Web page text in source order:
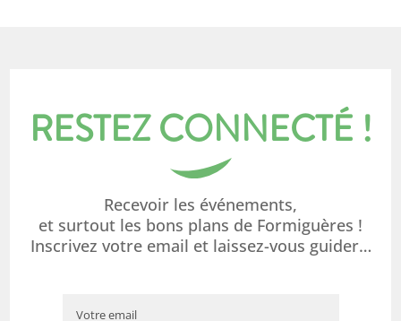
RESTEZ CONNECTÉ !
Recevoir les événements,
et surtout les bons plans de Formiguères !
Inscrivez votre email et laissez-vous guider…